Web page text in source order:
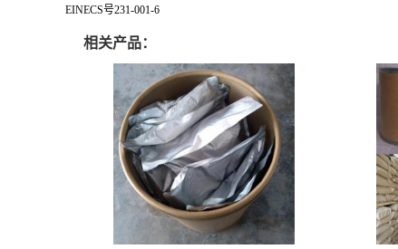
EINECS号231-001-6
相关产品：